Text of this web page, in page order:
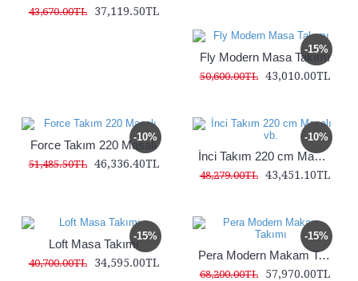
43,670.00TL 37,119.50TL
-15%
Fly Modern Masa Takımı
50,600.00TL 43,010.00TL
-10%
Force Takım 220 Masalı
51,485.50TL 46,336.40TL
-10%
İnci Takım 220 cm Masalı vb.
48,279.00TL 43,451.10TL
-15%
Loft Masa Takımı
40,700.00TL 34,595.00TL
-15%
Pera Modern Makam Takımı
68,200.00TL 57,970.00TL